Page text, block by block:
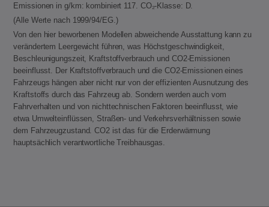
Emissionen in g/km: kombiniert 117. CO₂-Klasse: D.
(Alle Werte nach 1999/94/EG.)
Von den hier beworbenen Modellen abweichende Ausstattung kann zu
verändertem Leergewicht führen, was Höchstgeschwindigkeit,
Beschleunigungszeit, Kraftstoffverbrauch und CO2-Emissionen
beeinflusst. Der Kraftstoffverbrauch und die CO2-Emissionen eines
Fahrzeugs hängen aber nicht nur von der effizienten Ausnutzung des
Kraftstoffs durch das Fahrzeug ab. Sondern werden auch vom
Fahrverhalten und von nichttechnischen Faktoren beeinflusst, wie
etwa Umwelteinflüssen, Straßen- und Verkehrsverhältnissen sowie
dem Fahrzeugzustand. CO2 ist das für die Erderwärmung
hauptsächlich verantwortliche Treibhausgas.